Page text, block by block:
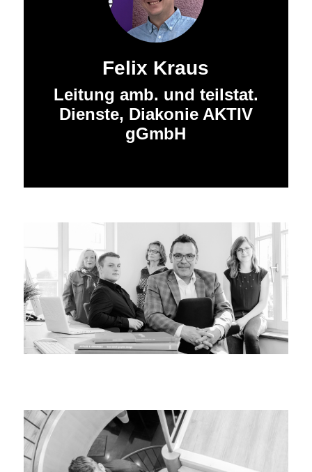
Felix Kraus
Leitung amb. und teilstat.
Dienste, Diakonie AKTIV
gGmbH